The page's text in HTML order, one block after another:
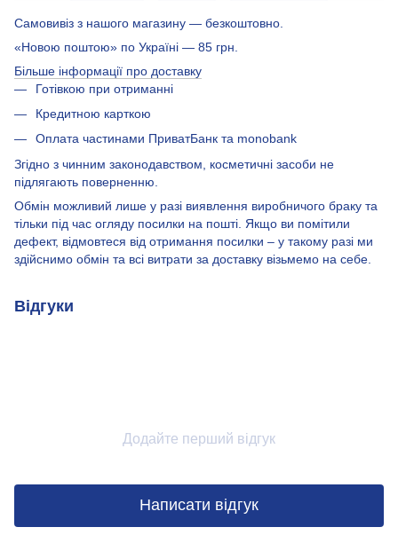
Самовивіз з нашого магазину — безкоштовно.
«Новою поштою» по Україні — 85 грн.
Більше інформації про доставку
Готівкою при отриманні
Кредитною карткою
Оплата частинами ПриватБанк та monobank
Згідно з чинним законодавством, косметичні засоби не
підлягають поверненню.
Обмін можливий лише у разі виявлення виробничого браку та
тільки під час огляду посилки на пошті. Якщо ви помітили
дефект, відмовтеся від отримання посилки – у такому разі ми
здійснимо обмін та всі витрати за доставку візьмемо на себе.
Відгуки
Додайте перший відгук
Написати відгук